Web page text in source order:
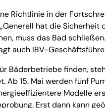
Richtlinie in der
hat die
muss das Bad
auch IBV-
Bäderbetriebe finden,
Ab 15. Mai werden fünf
Modelle
Erst dann kann